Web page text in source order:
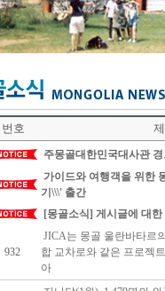
번호
주몽골대한민국대사관
가이드와 여행객을 위한
기\\\' 출간
[몽골소식] 게시글에 대한
932
JICA는 몽골 울란바타르
합 교차로와 같은 프로젝
아